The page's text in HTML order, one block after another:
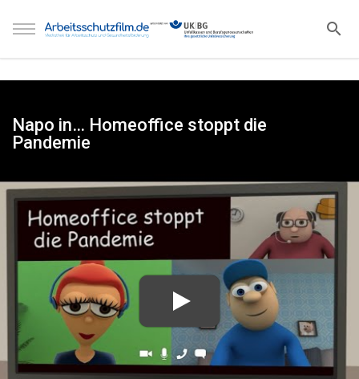
Napo in… Homeoffice stoppt die
Pandemie